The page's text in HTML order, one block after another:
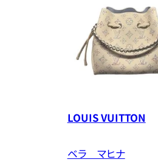
LOUIS VUITTON
ベラ マヒナ